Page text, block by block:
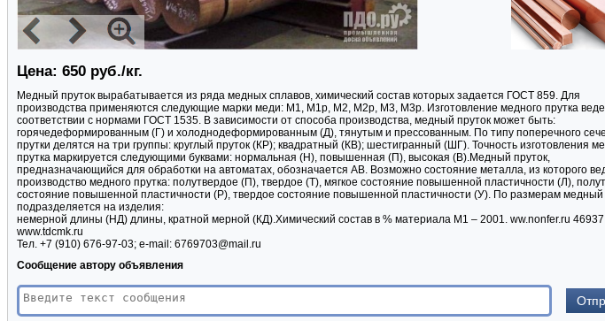
Цена: 650 руб./кг.
Медный пруток вырабатывается из ряда медных сплавов, химический состав которых задается ГОСТ 859. Для
производства применяются следующие марки меди: М1, М1p, М2, М2p, М3, М3p. Изготовление медного прутка
соответствии с нормами ГОСТ 1535. В зависимости от способа производства, медный пруток может быть:
горячедеформированным (Г) и холоднодеформированным (Д), тянутым и прессованным. По типу поперечного
прутки делятся на три группы: круглый пруток (КР); квадратный (КВ); шестигранный (ШГ). Точность изготовления
прутка маркируется следующими буквами: нормальная (Н), повышенная (П), высокая (В).Медный пруток,
предназначающийся для обработки на автоматах, обозначается АВ. Возможно состояние металла, из которого
производство медного прутка: полутвердое (П), твердое (Т), мягкое состояние повышенной пластичности (Л),
состояние повышенной пластичности (Р), твердое состояние повышенной пластичности (У). По размерам медный
подразделяется на изделия:
немерной длины (НД) длины, кратной мерной (КД).Химический состав в % материала М1 – 2001. ww.nonfer.ru
www.tdcmk.ru
Тел. +7 (910) 676-97-03; e-mail: 6769703@mail.ru
Сообщение автору объявления